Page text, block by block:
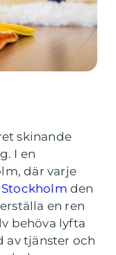
skinande
I en
där varje
den
en ren
behöva lyfta
av tjänster och